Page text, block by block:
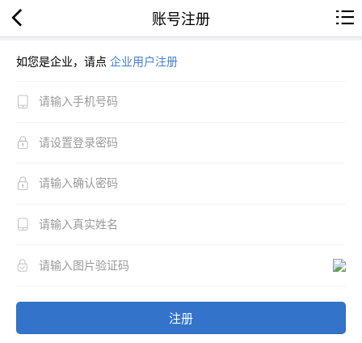
账号注册
如您是企业，请点 企业用户注册
注册